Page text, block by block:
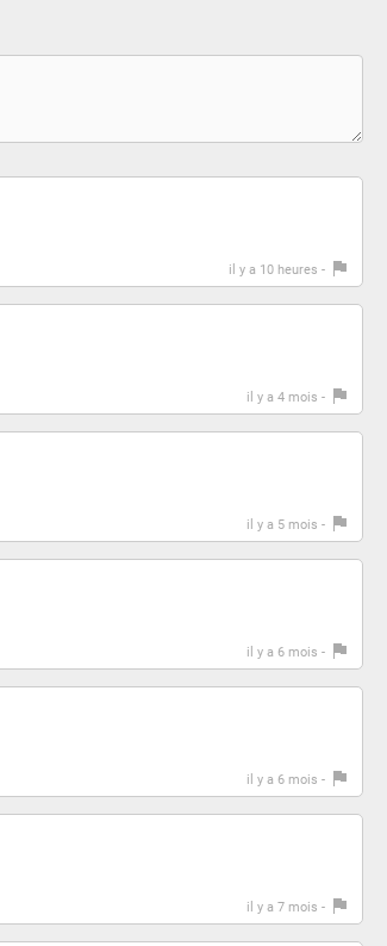
il y a 10 heures -
il y a 4 mois -
il y a 5 mois -
il y a 6 mois -
il y a 6 mois -
il y a 7 mois -